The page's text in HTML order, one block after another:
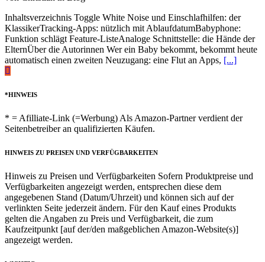
Inhaltsverzeichnis Toggle White Noise und Einschlafhilfen: der
KlassikerTracking-Apps: nützlich mit AblaufdatumBabyphone:
Funktion schlägt Feature-ListeAnaloge Schnittstelle: die Hände der
ElternÜber die Autorinnen Wer ein Baby bekommt, bekommt heute
automatisch einen zweiten Neuzugang: eine Flut an Apps, [...]
*HINWEIS
* = Afilliate-Link (=Werbung) Als Amazon-Partner verdient der
Seitenbetreiber an qualifizierten Käufen.
HINWEIS ZU PREISEN UND VERFÜGBARKEITEN
Hinweis zu Preisen und Verfügbarkeiten Sofern Produktpreise und
Verfügbarkeiten angezeigt werden, entsprechen diese dem
angegebenen Stand (Datum/Uhrzeit) und können sich auf der
verlinkten Seite jederzeit ändern. Für den Kauf eines Produkts
gelten die Angaben zu Preis und Verfügbarkeit, die zum
Kaufzeitpunkt [auf der/den maßgeblichen Amazon-Website(s)]
angezeigt werden.